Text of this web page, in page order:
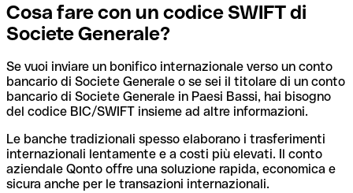
Cosa fare con un codice SWIFT di
Societe Generale?
Se vuoi inviare un bonifico internazionale verso un conto
bancario di Societe Generale o se sei il titolare di un conto
bancario di Societe Generale in Paesi Bassi, hai bisogno
del codice BIC/SWIFT insieme ad altre informazioni.
Le banche tradizionali spesso elaborano i trasferimenti
internazionali lentamente e a costi più elevati. Il conto
aziendale Qonto offre una soluzione rapida, economica e
sicura anche per le transazioni internazionali.